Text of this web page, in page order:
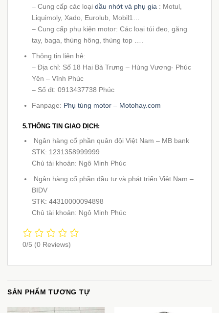
– Cung cấp các loại dầu nhớt và phụ gia: Motul,
Liquimoly, Xado, Eurolub, Mobil1…
– Cung cấp phụ kiện motor: Các loại túi đeo, găng
tay, baga, thùng hông, thùng top ….
Thông tin liên hệ:
– Địa chỉ: Số 18 Hai Bà Trưng – Hùng Vương- Phúc
Yên – Vĩnh Phúc
– Số đt: 0913437738 Phúc
Fanpage: Phụ tùng motor – Motohay.com
5.THÔNG TIN GIAO DỊCH:
Ngân hàng cổ phần quân đội Việt Nam – MB bank
STK: 1231358999999
Chủ tài khoản: Ngô Minh Phúc
Ngân hàng cổ phần đầu tư và phát triển Việt Nam –
BIDV
STK: 44310000094898
Chủ tài khoản: Ngô Minh Phúc
0/5 (0 Reviews)
SẢN PHẨM TƯƠNG TỰ